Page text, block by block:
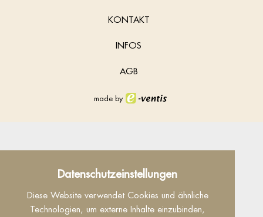
Datenschutzeinstellungen
Diese Website verwendet Cookies und ähnliche
Technologien, um externe Inhalte einzubinden,
KONTAKT
INFOS
AGB
made by
Datenschutz
Dieser Inhalt ist nur sichtbar wenn Sie Cookies
von "Facebook" akzeptieren.